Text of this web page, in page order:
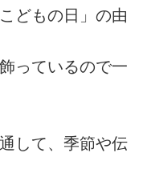
どもの日」の由
っているので一
して、季節や伝